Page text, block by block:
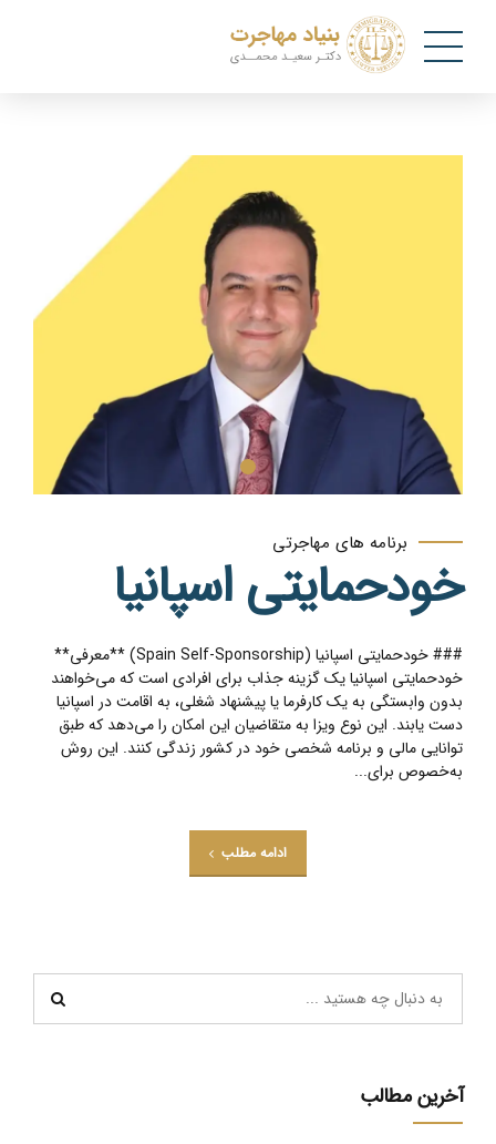
برنامه های مهاجرتی
خودحمایتی اسپانیا
### خودحمایتی اسپانیا (Spain Self-Sponsorship) **معرفی**
خودحمایتی اسپانیا یک گزینه جذاب برای افرادی است که می‌خواهند
بدون وابستگی به یک کارفرما یا پیشنهاد شغلی، به اقامت در اسپانیا
دست یابند. این نوع ویزا به متقاضیان این امکان را می‌دهد که طبق
توانایی مالی و برنامه شخصی خود در کشور زندگی کنند. این روش
به‌خصوص برای...
ادامه مطلب
آخرین مطالب